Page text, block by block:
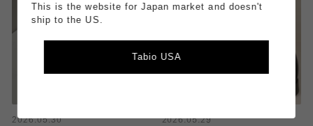
2026.05.30
2026.05.29
This is the website for Japan market and doesn't
ship to the US.
Tabio USA